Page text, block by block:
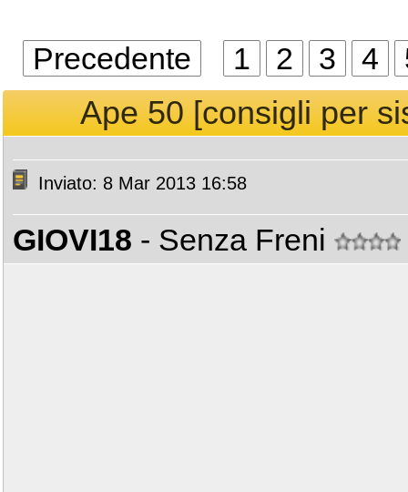
Precedente 1 2 3 4
Ape 50 [consigli per
Inviato: 8 Mar 2013 16:58
GIOVI18 - Senza Freni